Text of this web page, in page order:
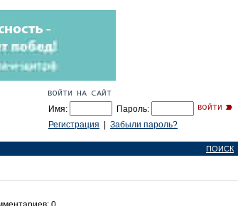
Имя:
Пароль:
Регистрация
Забыли пароль?
ПОИСК